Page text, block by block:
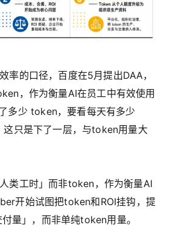
率的口径，百度在5月提出DAA，
，作为衡量AI在员工中有效使用
多少 token，要看每天有多少
只是下了一层，与token用量大
类工时」而非token，作为衡量AI
开始试图把token和ROI挂钩，提
量」，而非单纯token用量。